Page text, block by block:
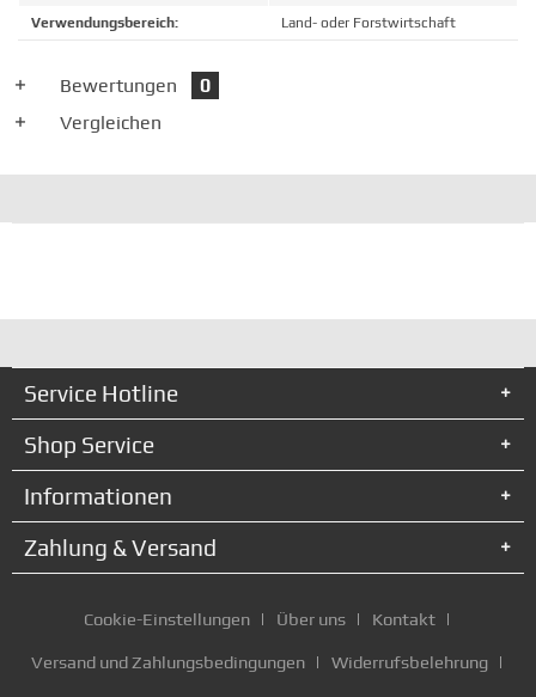
Verwendungsbereich:
Land- oder Forstwirtschaft
Bewertungen
0
Vergleichen
Service Hotline
Shop Service
Informationen
Zahlung & Versand
Cookie-Einstellungen Über uns Kontakt
Versand und Zahlungsbedingungen Widerrufsbelehrung